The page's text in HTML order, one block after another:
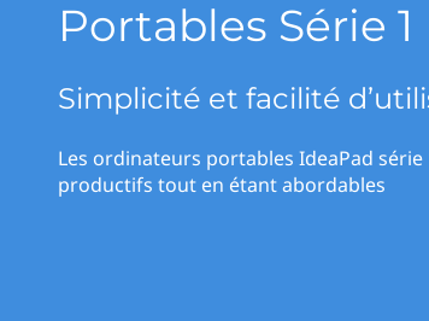
Portables Série 1
Simplicité et facilité
Les ordinateurs portables IdeaPad
productifs tout en étant abordables